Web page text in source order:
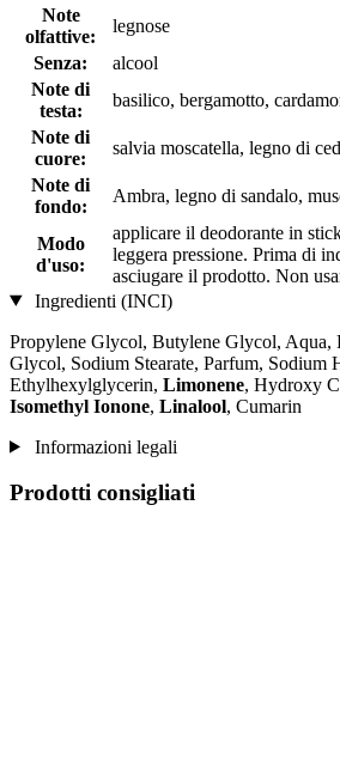
Note
olfattive:
legnose
Senza:
alcool
Note di
testa:
basilico, bergamotto,
Note di
cuore:
salvia moscatella, legno di
Note di
fondo:
Ambra, legno di sandalo,
Modo
d'uso:
applicare il deodorante in
leggera pressione. Prima di
asciugare il prodotto. Non
Ingredienti (INCI)
Propylene Glycol, Butylene Glycol, Aqua,
Glycol, Sodium Stearate, Parfum, Sodium
Ethylhexylglycerin, Limonene, Hydroxy
Isomethyl Ionone, Linalool, Cumarin
Informazioni legali
Prodotti consigliati